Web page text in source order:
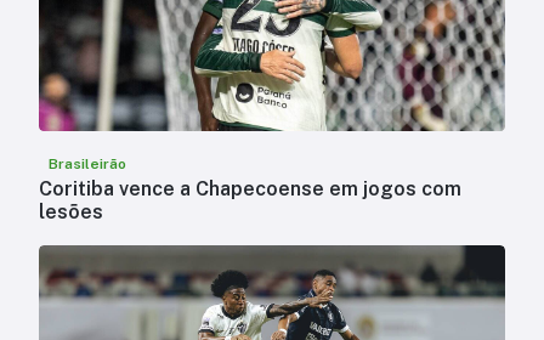
Brasileirão
Coritiba vence a Chapecoense em jogos com
lesões